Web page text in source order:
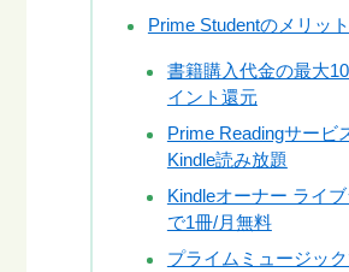
Prime Studentのメリット
書籍購入代金の最大
イント還元
Prime Readingサービ
Kindle読み放題
Kindleオーナー ライ
で1冊/月無料
プライムミュージッ